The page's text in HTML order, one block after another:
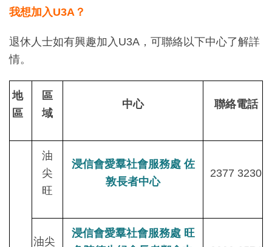
我想加入U3A？
退休人士如有興趣加入U3A，可聯絡以下中心了解詳
情。
地
區
區
域
中心 聯絡電話
油
尖
旺
浸信會愛羣社會服務處 佐
敦長者中心
2377 3230
油尖
浸信會愛羣社會服務處 旺